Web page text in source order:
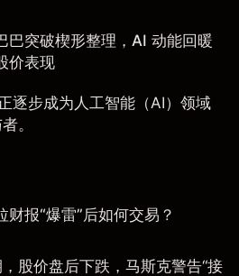
巴突破楔形整理，AI 动能回暖
价表现
逐步成为人工智能（AI）领域
。
财报“爆雷”后如何交易？
股价盘后下跌，马斯克警告“接